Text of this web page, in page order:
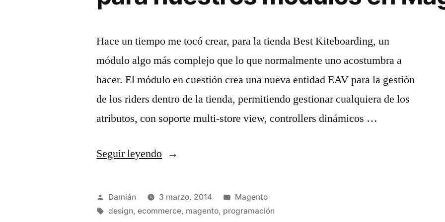
Hace un tiempo me tocó crear, para la tienda Best Kiteboarding, un
módulo algo más complejo que lo que normalmente uno acostumbra a
hacer. El módulo en cuestión crea una nueva entidad EAV para la gestión
de los riders dentro de la tienda, permitiendo gestionar cualquiera de los
atributos, con soporte multi-store view, controllers dinámicos …
Seguir leyendo«Cómo
un
placeholder
Publicado
por
Damián 3 marzo, 2014
Publicado
en
Magento
Etiquetas:
design,ecommerce, magento, programación